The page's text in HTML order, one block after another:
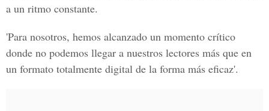
a un ritmo constante.
'Para nosotros, hemos alcanzado un momento crítico
donde no podemos llegar a nuestros lectores más que en
un formato totalmente digital de la forma más eficaz'.